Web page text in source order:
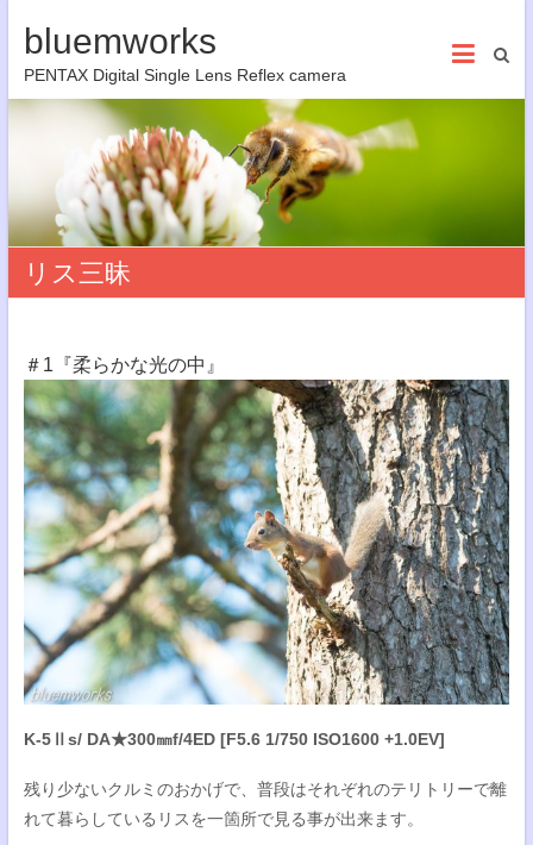
bluemworks
PENTAX Digital Single Lens Reflex camera
リス三昧
＃1『柔らかな光の中』
K-5Ⅱs/ DA★300㎜f/4ED [F5.6 1/750 ISO1600 +1.0EV]
残り少ないクルミのおかげで、普段はそれぞれのテリトリーで離
れて暮らしているリスを一箇所で見る事が出来ます。